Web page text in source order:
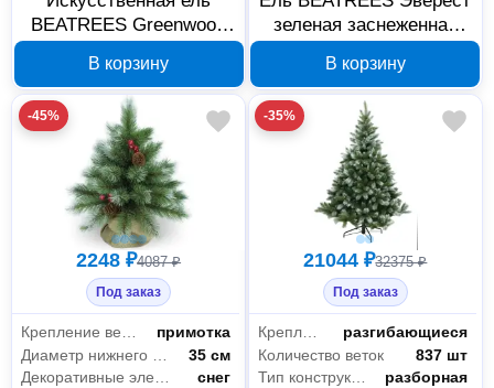
BEATREES Greenwood
В корзину
зеленая заснеженная
В корзину
-45%
2248 ₽4087 ₽
Под заказ
примотка
35 см
Декоративные элементы
снег
-35%
21044 ₽32375 ₽
Под заказ
Крепление веток
разгибающиеся
Количество веток
837 шт
Тип конструкции
разборная